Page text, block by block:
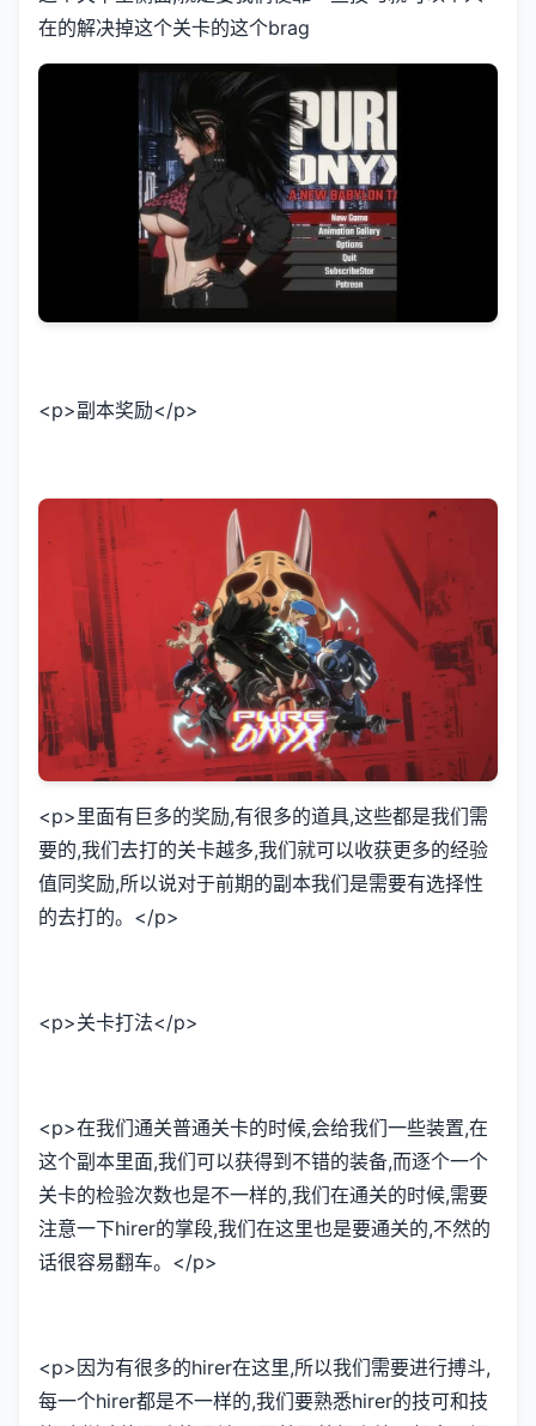
在的解决掉这个关卡的这个brag
<p>副本奖励</p>
<p>里面有巨多的奖励,有很多的道具,这些都是我们需
要的,我们去打的关卡越多,我们就可以收获更多的经验
值同奖励,所以说对于前期的副本我们是需要有选择性
的去打的。</p>
<p>关卡打法</p>
<p>在我们通关普通关卡的时候,会给我们一些装置,在
这个副本里面,我们可以获得到不错的装备,而逐个一个
关卡的检验次数也是不一样的,我们在通关的时候,需要
注意一下hirer的掌段,我们在这里也是要通关的,不然的
话很容易翻车。</p>
<p>因为有很多的hirer在这里,所以我们需要进行搏斗,
每一个hirer都是不一样的,我们要熟悉hirer的技可和技